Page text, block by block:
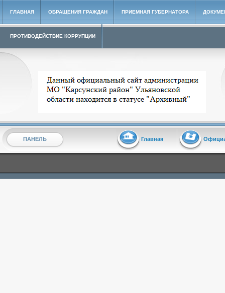
ГЛАВНАЯ ОБРАЩЕНИЯ ГРАЖДАН ПРИЕМНАЯ ГУБЕРНАТОРА
ПРОТИВОДЕЙСТВИЕ КОРРУПЦИИ
Архивный сайт администрации МО "Карсунский район"
ПАНЕЛЬ Главная